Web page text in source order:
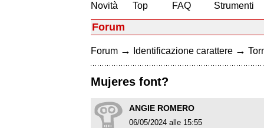
Novità
Top
FAQ
Strumenti
Forum
Forum → Identificazione carattere →
Mujeres font?
ANGIE ROMERO
06/05/2024 alle 15:55